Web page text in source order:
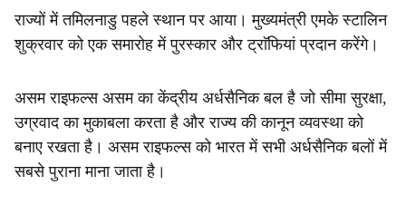
राज्यों में तमिलनाडु पहले स्थान पर आया। मुख्यमंत्री एमके स्टालिन
शुक्रवार को एक समारोह में पुरस्कार और ट्राॅफियां प्रदान करेंगे।
असम राइफल्स असम का केंद्रीय अर्धसैनिक बल है जो सीमा सुरक्षा,
उग्रवाद का मुकाबला करता है और राज्य की कानून व्यवस्था को
बनाए रखता है। असम राइफल्स को भारत में सभी अर्धसैनिक बलों में
सबसे पुराना माना जाता है।